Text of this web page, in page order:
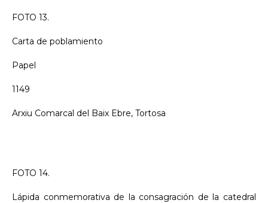
FOTO 13.
Carta de poblamiento
Papel
1149
Arxiu Comarcal del Baix Ebre, Tortosa
FOTO 14.
Lápida conmemorativa de la consagración de la catedral